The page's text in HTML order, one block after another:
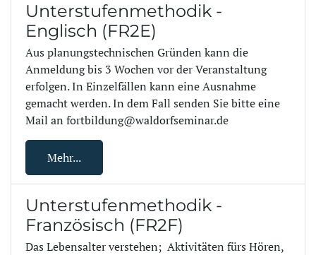
Unterstufenmethodik -
Englisch (FR2E)
Aus planungstechnischen Gründen kann die
Anmeldung bis 3 Wochen vor der Veranstaltung
erfolgen. In Einzelfällen kann eine Ausnahme
gemacht werden. In dem Fall senden Sie bitte eine
Mail an fortbildung@waldorfseminar.de
Mehr...
Unterstufenmethodik -
Französisch (FR2F)
Das Lebensalter verstehen; Aktivitäten fürs Hören,